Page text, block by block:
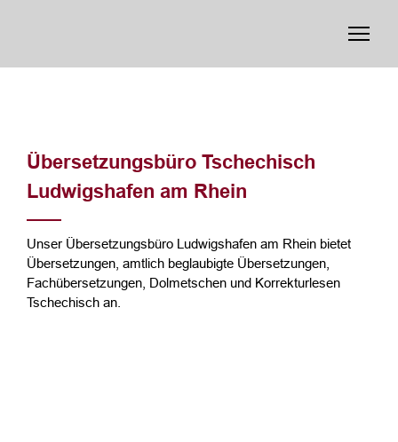
Übersetzungsbüro Tschechisch
Ludwigshafen am Rhein
Unser Übersetzungsbüro Ludwigshafen am Rhein bietet
Übersetzungen, amtlich beglaubigte Übersetzungen,
Fachübersetzungen, Dolmetschen und Korrekturlesen
Tschechisch an.